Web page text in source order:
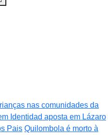
nas comunidades da
Identidad aposta em Lázaro
Pais Quilombola é morto à